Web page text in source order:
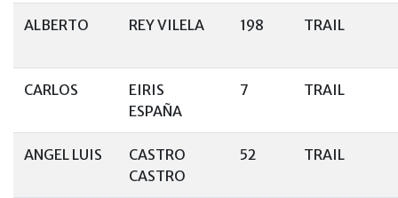
ALBERTO REY VILELA 198 TRAIL
CARLOS
EIRIS
ESPAÑA
7 TRAIL
ANGEL LUIS
CASTRO
CASTRO
52 TRAIL